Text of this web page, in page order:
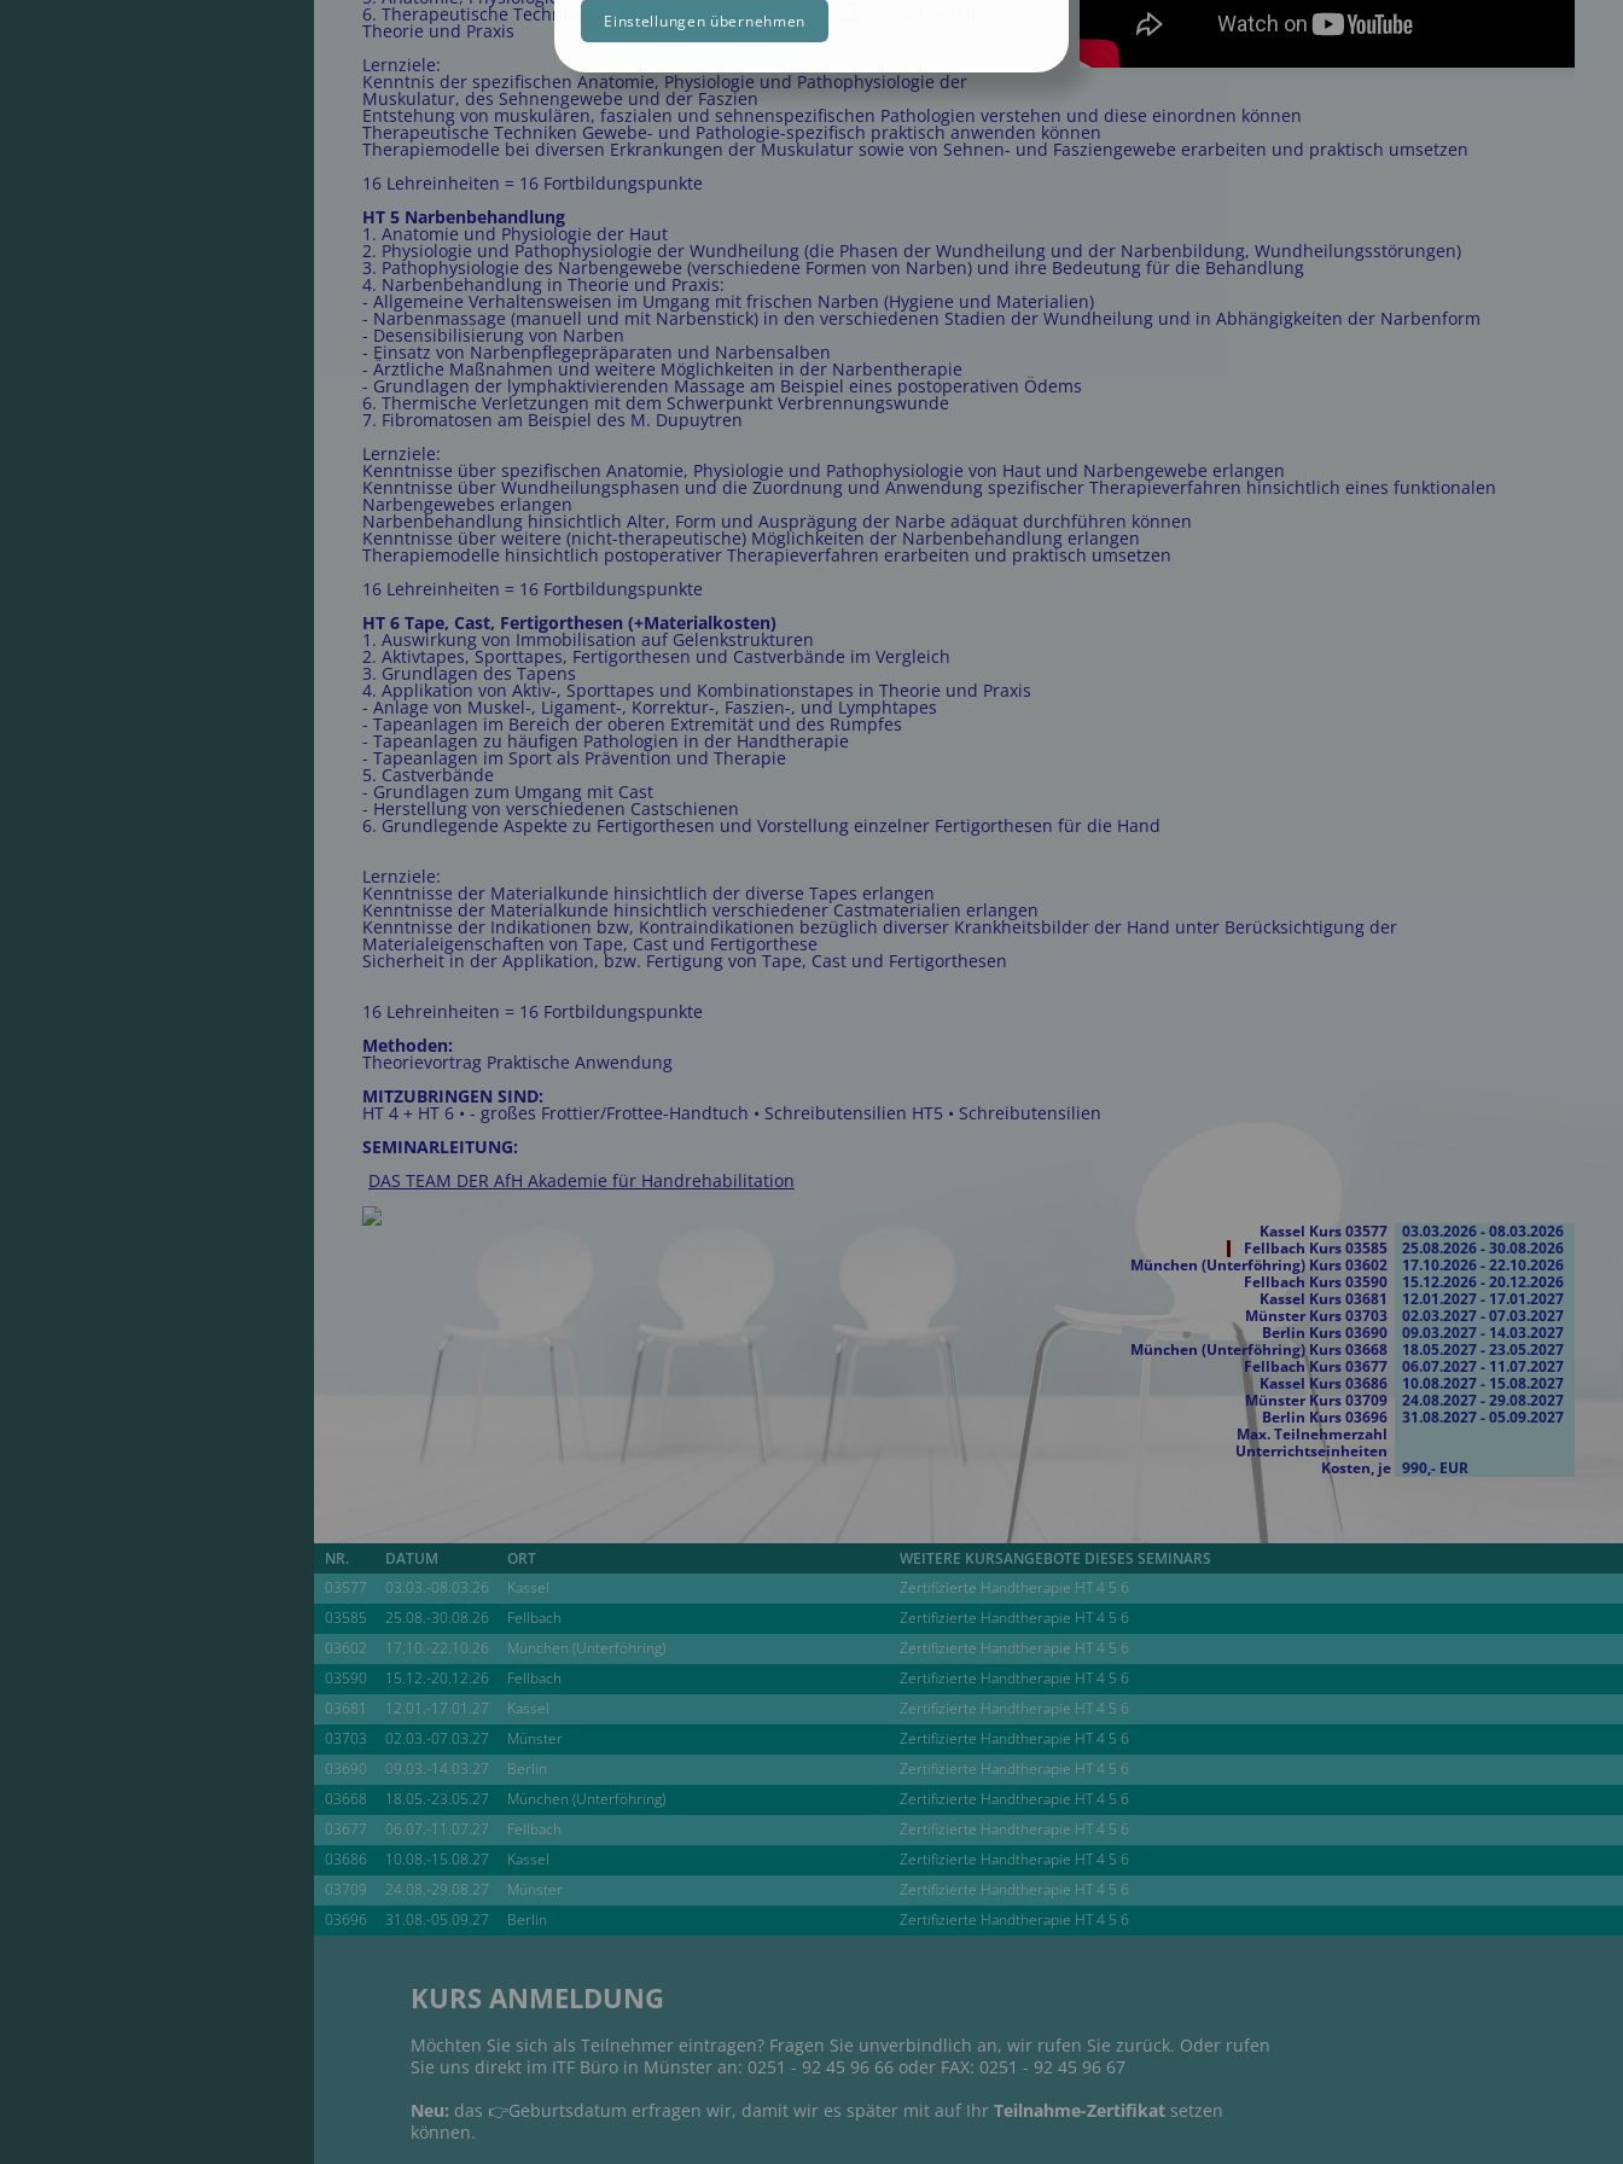
6. Therapeutische Techniken zur Behandlung der Faszien (z.B. Schröpfen) in
Theorie und Praxis
Lernziele:
Kenntnis der spezifischen Anatomie, Physiologie und Pathophysiologie der
Muskulatur, des Sehnengewebe und der Faszien
Entstehung von muskulären, faszialen und sehnenspezifischen Pathologien verstehen und diese einordnen können
Therapeutische Techniken Gewebe- und Pathologie-spezifisch praktisch anwenden können
Therapiemodelle bei diversen Erkrankungen der Muskulatur sowie von Sehnen- und Fasziengewebe erarbeiten und praktisch umsetzen
16 Lehreinheiten = 16 Fortbildungspunkte
HT 5 Narbenbehandlung
1. Anatomie und Physiologie der Haut
2. Physiologie und Pathophysiologie der Wundheilung (die Phasen der Wundheilung und der Narbenbildung, Wundheilungsstörungen)
3. Pathophysiologie des Narbengewebe (verschiedene Formen von Narben) und ihre Bedeutung für die Behandlung
4. Narbenbehandlung in Theorie und Praxis:
- Allgemeine Verhaltensweisen im Umgang mit frischen Narben (Hygiene und Materialien)
- Narbenmassage (manuell und mit Narbenstick) in den verschiedenen Stadien der Wundheilung und in Abhängigkeiten der Narbenform
- Desensibilisierung von Narben
- Einsatz von Narbenpflegepräparaten und Narbensalben
- Ärztliche Maßnahmen und weitere Möglichkeiten in der Narbentherapie
- Grundlagen der lymphaktivierenden Massage am Beispiel eines postoperativen Ödems
6. Thermische Verletzungen mit dem Schwerpunkt Verbrennungswunde
7. Fibromatosen am Beispiel des M. Dupuytren
Lernziele:
Kenntnisse über spezifischen Anatomie, Physiologie und Pathophysiologie von Haut und Narbengewebe erlangen
Kenntnisse über Wundheilungsphasen und die Zuordnung und Anwendung spezifischer Therapieverfahren hinsichtlich eines funktionalen
Narbengewebes erlangen
Narbenbehandlung hinsichtlich Alter, Form und Ausprägung der Narbe adäquat durchführen können
Kenntnisse über weitere (nicht-therapeutische) Möglichkeiten der Narbenbehandlung erlangen
Therapiemodelle hinsichtlich postoperativer Therapieverfahren erarbeiten und praktisch umsetzen
16 Lehreinheiten = 16 Fortbildungspunkte
HT 6 Tape, Cast, Fertigorthesen (+Materialkosten)
1. Auswirkung von Immobilisation auf Gelenkstrukturen
2. Aktivtapes, Sporttapes, Fertigorthesen und Castverbände im Vergleich
3. Grundlagen des Tapens
4. Applikation von Aktiv-, Sporttapes und Kombinationstapes in Theorie und Praxis
- Anlage von Muskel-, Ligament-, Korrektur-, Faszien-, und Lymphtapes
- Tapeanlagen im Bereich der oberen Extremität und des Rumpfes
- Tapeanlagen zu häufigen Pathologien in der Handtherapie
- Tapeanlagen im Sport als Prävention und Therapie
5. Castverbände
- Grundlagen zum Umgang mit Cast
- Herstellung von verschiedenen Castschienen
6. Grundlegende Aspekte zu Fertigorthesen und Vorstellung einzelner Fertigorthesen für die Hand
Lernziele:
Kenntnisse der Materialkunde hinsichtlich der diverse Tapes erlangen
Kenntnisse der Materialkunde hinsichtlich verschiedener Castmaterialien erlangen
Kenntnisse der Indikationen bzw, Kontraindikationen bezüglich diverser Krankheitsbilder der Hand unter Berücksichtigung der
Materialeigenschaften von Tape, Cast und Fertigorthese
Sicherheit in der Applikation, bzw. Fertigung von Tape, Cast und Fertigorthesen
16 Lehreinheiten = 16 Fortbildungspunkte
Methoden:
Theorievortrag Praktische Anwendung
MITZUBRINGEN SIND:
HT 4 + HT 6 • - großes Frottier/Frottee-Handtuch • Schreibutensilien HT5 • Schreibutensilien
SEMINARLEITUNG:
DAS TEAM DER AfH Akademie für Handrehabilitation
Kassel Kurs 03577
03.03.2026 - 08.03.2026
Fellbach Kurs 03585
25.08.2026 - 30.08.2026
München (Unterföhring) Kurs 03602
17.10.2026 - 22.10.2026
Fellbach Kurs 03590
15.12.2026 - 20.12.2026
Kassel Kurs 03681
12.01.2027 - 17.01.2027
Münster Kurs 03703
02.03.2027 - 07.03.2027
Berlin Kurs 03690
09.03.2027 - 14.03.2027
München (Unterföhring) Kurs 03668
18.05.2027 - 23.05.2027
Fellbach Kurs 03677
06.07.2027 - 11.07.2027
Kassel Kurs 03686
10.08.2027 - 15.08.2027
Münster Kurs 03709
24.08.2027 - 29.08.2027
Berlin Kurs 03696
31.08.2027 - 05.09.2027
Max. Teilnehmerzahl
Unterrichtseinheiten
Kosten, je 990,- EUR
NR. DATUM ORT WEITERE KURSANGEBOTE DIESES SEMINARS
03577 03.03.-08.03.26 Kassel
Zertifizierte Handtherapie HT 4 5 6
03585
25.08.-30.08.26 Fellbach
Zertifizierte Handtherapie HT 4 5 6
03602
17.10.-22.10.26 München (Unterföhring)
Zertifizierte Handtherapie HT 4 5 6
03590
15.12.-20.12.26 Fellbach
Zertifizierte Handtherapie HT 4 5 6
03681
12.01.-17.01.27 Kassel
Zertifizierte Handtherapie HT 4 5 6
03703
02.03.-07.03.27 Münster
Zertifizierte Handtherapie HT 4 5 6
03690
09.03.-14.03.27 Berlin
Zertifizierte Handtherapie HT 4 5 6
03668
18.05.-23.05.27 München (Unterföhring)
Zertifizierte Handtherapie HT 4 5 6
03677
06.07.-11.07.27 Fellbach
Zertifizierte Handtherapie HT 4 5 6
03686
10.08.-15.08.27 Kassel
Zertifizierte Handtherapie HT 4 5 6
03709
24.08.-29.08.27 Münster
Zertifizierte Handtherapie HT 4 5 6
03696
31.08.-05.09.27 Berlin Zertifizierte Handtherapie HT 4 5 6
KURS ANMELDUNG
Möchten Sie sich als Teilnehmer eintragen? Fragen Sie unverbindlich an, wir rufen Sie zurück. Oder rufen
Sie uns direkt im ITF Büro in Münster an: 0251 - 92 45 96 66 oder FAX: 0251 - 92 45 96 67
Neu: das 👉Geburtsdatum erfragen wir, damit wir es später mit auf Ihr Teilnahme-Zertifikat setzen
können.
Sie können diese Einstellungen jederzeit über den Menüpunkt
Cookiesanpassen.
Einstellungen übernehmen